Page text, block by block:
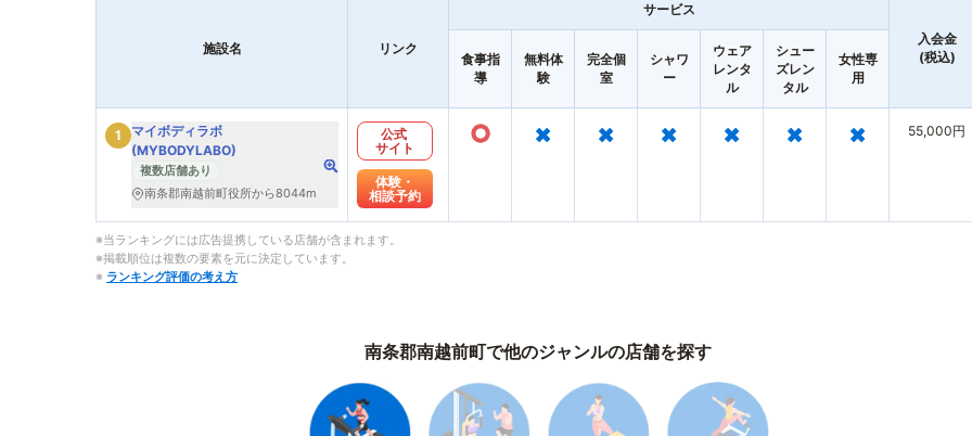
施設名 リンク
サービス
入会金
(税込)
食事指
導
無料体
験
完全個
室
シャワ
ー
ウェア
レンタ
ル
シュー
ズレン
タル
女性専
用
1
マイボディラボ
(MYBODYLABO)
複数店舗あり
南条郡南越前町役所から8044m
公式
サイト
体験・
相談予約
○ × × × × × × 55,000円
※当ランキングには広告提携している店舗が含まれます。
※掲載順位は複数の要素を元に決定しています。
※ ランキング評価の考え方
南条郡南越前町で他のジャンルの店舗を探す